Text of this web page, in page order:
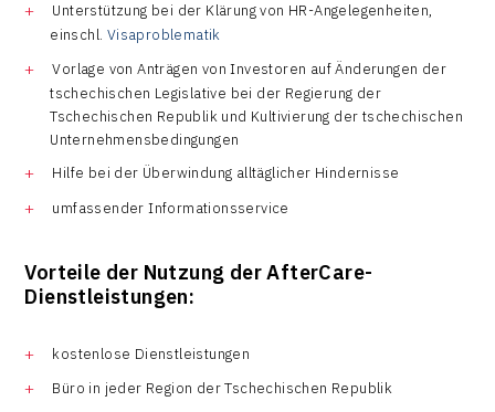
Unterstützung bei der Klärung von HR-Angelegenheiten,
einschl. Visaproblematik
Vorlage von Anträgen von Investoren auf Änderungen der
tschechischen Legislative bei der Regierung der
Tschechischen Republik und Kultivierung der tschechischen
Unternehmensbedingungen
Hilfe bei der Überwindung alltäglicher Hindernisse
umfassender Informationsservice
Vorteile der Nutzung der AfterCare-
Dienstleistungen:
kostenlose Dienstleistungen
Büro in jeder Region der Tschechischen Republik